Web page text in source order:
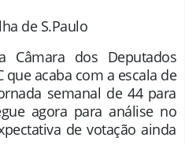
de S.Paulo
Câmara dos Deputados
que acaba com a escala de
semanal de 44 para
agora para análise no
de votação ainda